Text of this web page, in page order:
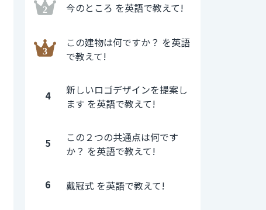
今のところ を英語で教えて!
この建物は何ですか？ を英語
で教えて!
4
新しいロゴデザインを提案し
ます を英語で教えて!
5
この２つの共通点は何です
か？ を英語で教えて!
6 戴冠式 を英語で教えて!